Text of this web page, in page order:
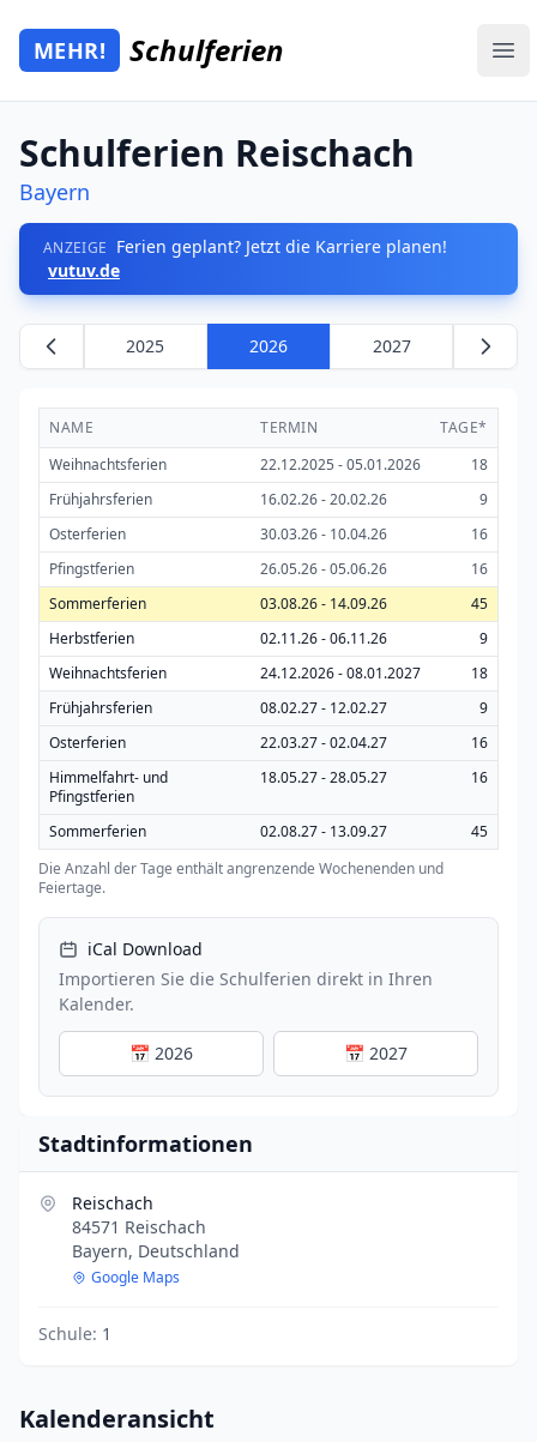
Zum Hauptinhalt springen
Mehr Schulferien
MEHR! Schulferien
Schulferien Reischach
Bayern
ANZEIGE Ferien geplant? Jetzt die Karriere planen!
vutuv.de
2025 2026 2027
NAME TERMIN
TAGE*
Weihnachtsferien
22.12.2025 - 05.01.2026
18
Frühjahrsferien
16.02.26 - 20.02.26
9
Osterferien
30.03.26 - 10.04.26
16
Pfingstferien
26.05.26 - 05.06.26
16
Sommerferien
03.08.26 - 14.09.26
45
Herbstferien
02.11.26 - 06.11.26
9
Weihnachtsferien
24.12.2026 - 08.01.2027
18
Frühjahrsferien
08.02.27 - 12.02.27
9
Osterferien
22.03.27 - 02.04.27
16
Himmelfahrt- und
Pfingstferien
18.05.27 - 28.05.27 16
Sommerferien 02.08.27 - 13.09.27
45
Die Anzahl der Tage enthält angrenzende Wochenenden und
Feiertage.
iCal Download
Importieren Sie die Schulferien direkt in Ihren
Kalender.
📅 2026 📅 2027
Stadtinformationen
Reischach
84571 Reischach
Bayern, Deutschland
Google Maps
Schule: 1
Kalenderansicht